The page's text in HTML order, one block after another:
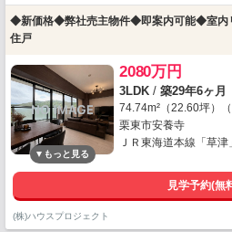
◆新価格◆弊社売主物件◆即案内可能◆室内
住戸
2080万円
3LDK / 築29年6ヶ月
74.74m²（22.60坪）（
栗東市安養寺
ＪＲ東海道本線「草
見学予約(無
(株)ハウスプロジェクト